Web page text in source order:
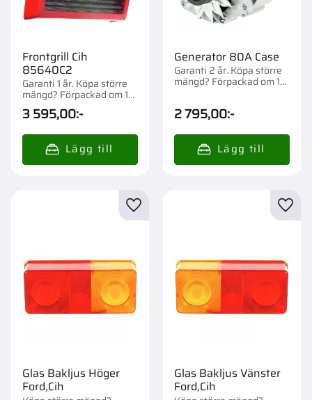
Frontgrill Cih
85640C2
Garanti 1 år. Köpa större
mängd? Förpackad om 1
st.
3 595,00:-
Generator 80A Case
Garanti 2 år. Köpa större
mängd? Förpackad om 1
2 795,00:-
Glas Bakljus Höger
Ford,Cih
Lägg till i favoriter
Glas Bakljus Vänster
Ford,Cih